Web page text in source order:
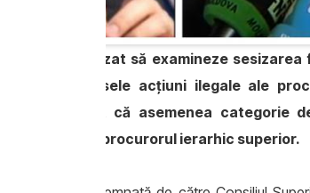
a refuzat să examineze
de pretinsele acțiuni ilegale ale
a motivat că asemenea categorie
de către procurorul ierarhic superior.